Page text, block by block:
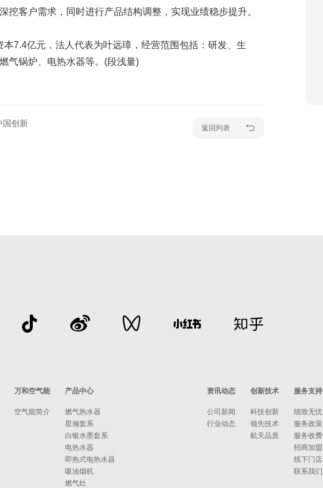
挖客户需求，同时进行产品结构调整，实现业绩稳步提升。
7.4亿元，法人代表为叶远璋，经营范围包括：研发、生
气锅炉、电热水器等。(段浅量)
国创新
返回列表
万和空气能
空气能简介
产品中心
燃气热水器
星瀚套系
白银水墨套系
电热水器
即热式电热水器
吸油烟机
燃气灶
资讯动态
公司新闻
行业动态
创新技术
科技创新
领先技术
航天品质
服务支持
细致无忧
服务政策
服务收费
招商加盟
线下门店
联系我们